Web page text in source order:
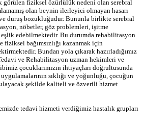
görülen fiziksel özürlülük nedeni olan serebral
olan beynin ilerleyici olmayan hasarı
duruş bozukluğudur. Bununla birlikte serebral
nöbetler, göz problemleri, işitme
edebilmektedir. Bu durumda rehabilitasyon
fiziksel bağımsızlığı kazanmak için
Bundan yola çıkarak hazırladığımız
ve Rehabilitasyon uzman hekimleri ve
çocuklarımızın ihtiyaçları doğrultusunda
sıklığı ve yoğunluğu, çocuğun
şekilde kaliteli ve özverili hizmet
tedavi hizmeti verdiğimiz hastalık grupları